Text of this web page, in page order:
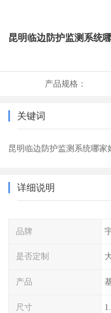
昆明临边防护监测系统
产品规格：
关键词
昆明临边防护监测系统哪家
详细说明
品牌
是否定制
产品
尺寸